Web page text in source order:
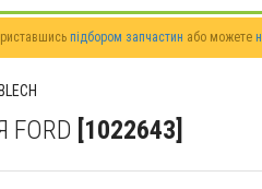
підбором запчастин або можете
FORD [1022643]